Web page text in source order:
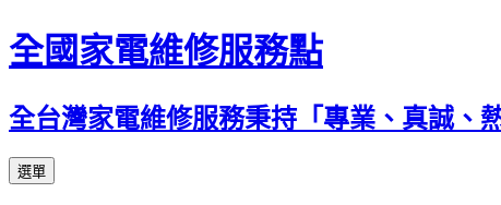
全國家電維修服務點
全台灣家電維修服務秉持「專業、真誠、
選單